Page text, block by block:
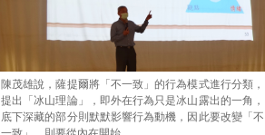
陳茂雄說，薩提爾將「不一致」的行為模式進行分類，
提出「冰山理論」，即外在行為只是冰山露出的一角，
底下深藏的部分則默默影響行為動機，因此要改變「不